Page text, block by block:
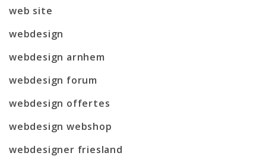
web site
webdesign
webdesign arnhem
webdesign forum
webdesign offertes
webdesign webshop
webdesigner friesland